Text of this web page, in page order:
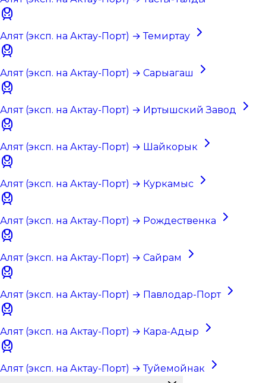
Алят (эксп. на Актау-Порт) → Темиртау
Алят (эксп. на Актау-Порт) → Сарыагаш
Алят (эксп. на Актау-Порт) → Иртышский Завод
Алят (эксп. на Актау-Порт) → Шайкорык
Алят (эксп. на Актау-Порт) → Куркамыс
Алят (эксп. на Актау-Порт) → Рождественка
Алят (эксп. на Актау-Порт) → Сайрам
Алят (эксп. на Актау-Порт) → Павлодар-Порт
Алят (эксп. на Актау-Порт) → Кара-Адыр
Алят (эксп. на Актау-Порт) → Туйемойнак